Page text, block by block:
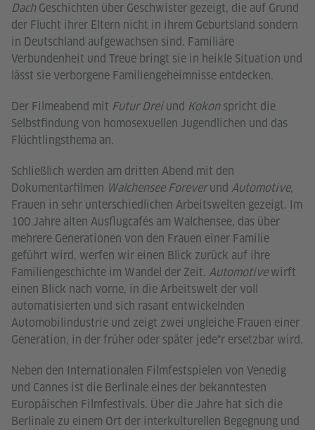
DachGeschichten über Geschwister gezeigt, die auf Grund
der Flucht ihrer Eltern nicht in ihrem Geburtsland sondern
in Deutschland aufgewachsen sind. Familiäre
Verbundenheit und Treue bringt sie in heikle Situation und
lässt sie verborgene Familiengeheimnisse entdecken.
Der Filmeabend mit Futur Dreiund Kokonspricht die
Selbstfindung von homosexuellen Jugendlichen und das
Flüchtlingsthema an.
Schließlich werden am dritten Abend mit den
Dokumentarfilmen Walchensee Foreverund Automotive‚
Frauen in sehr unterschiedlichen Arbeitswelten gezeigt. Im
100 Jahre alten Ausflugcafés am Walchensee, das über
mehrere Generationen von den Frauen einer Familie
geführt wird, werfen wir einen Blick zurück auf ihre
Familiengeschichte im Wandel der Zeit. Automotivewirft
einen Blick nach vorne, in die Arbeitswelt der voll
automatisierten und sich rasant entwickelnden
Automobilindustrie und zeigt zwei ungleiche Frauen einer
Generation, in der früher oder später jede*r ersetzbar wird.
Neben den Internationalen Filmfestspielen von Venedig
und Cannes ist die Berlinale eines der bekanntesten
Europäischen Filmfestivals. Über die Jahre hat sich die
Berlinale zu einem Ort der interkulturellen Begegnung und